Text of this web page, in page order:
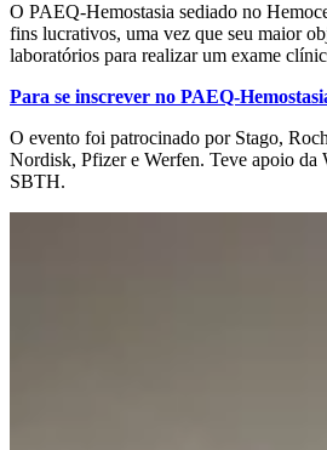
O PAEQ-Hemostasia sediado no
fins lucrativos, uma vez que seu maior
laboratórios para realizar um exame
Para se inscrever no PAEQ-
O evento foi patrocinado por Stago,
Nordisk, Pfizer e Werfen. Teve apoio
SBTH.